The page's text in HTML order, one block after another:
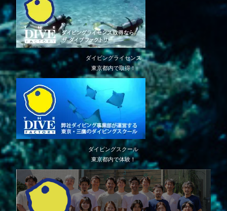
ダイビングライセンス
東京都内で取得！
ダイビングスクール
東京都内で体験！